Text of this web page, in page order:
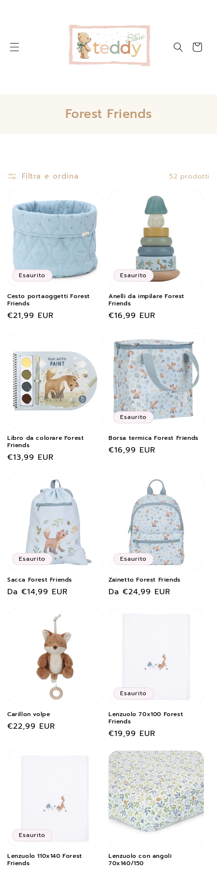
Carrello
C
e
i
o
n
e
:
Forest Friends
Filtra e ordina 52 prodotti
Esaurito
Cesto portaoggetti Forest
Friends
Prezzo
listino
€21,99 EUR
Esaurito
Anelli da impilare Forest
Friends
Prezzo
listino
€16,99 EUR
Libro da colorare Forest
Friends
Prezzo
listino
€13,99 EUR
Esaurito
Borsa termica Forest Friends
Prezzo
listino
€16,99 EUR
Esaurito
Sacca Forest Friends
Prezzo
listino
Da €14,99 EUR
Esaurito
Zainetto Forest Friends
Prezzo
listino
Da €24,99 EUR
Carillon volpe
Prezzo
listino
€22,99 EUR
Esaurito
Lenzuolo 70x100 Forest
Friends
Prezzo
listino
€19,99 EUR
Esaurito
Lenzuolo 110x140 Forest
Friends
Lenzuolo con angoli
70x140/150